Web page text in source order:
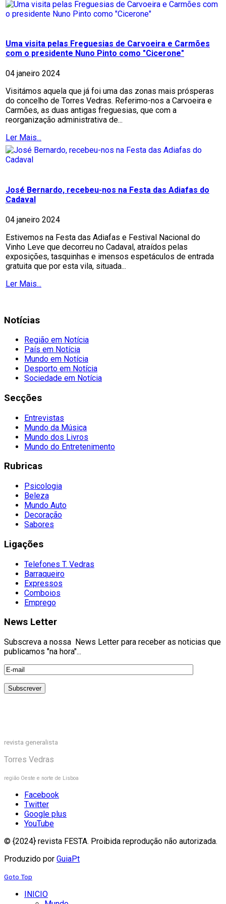
Uma visita pelas Freguesias de Carvoeira e Carmões
com o presidente Nuno Pinto como "Cicerone"
04 janeiro 2024
Visitámos aquela que já foi uma das zonas mais prósperas
do concelho de Torres Vedras. Referimo-nos a Carvoeira e
Carmões, as duas antigas freguesias, que com a
reorganização administrativa de...
Ler Mais...
José Bernardo, recebeu-nos na Festa das Adiafas do
Cadaval
04 janeiro 2024
Estivemos na Festa das Adiafas e Festival Nacional do
Vinho Leve que decorreu no Cadaval, atraídos pelas
exposições, tasquinhas e imensos espetáculos de entrada
gratuita que por esta vila, situada...
Ler Mais...
Notícias
Região em Notícia
País em Notícia
Mundo em Notícia
Desporto em Notícia
Sociedade em Notícia
Secções
Entrevistas
Mundo da Música
Mundo dos Livros
Mundo do Entretenimento
Rubricas
Psicologia
Beleza
Mundo Auto
Decoração
Sabores
Ligações
Telefones T. Vedras
Barraqueiro
Expressos
Comboios
Emprego
News Letter
Subscreva a nossa News Letter para receber as noticias que
publicamos "na hora"...
revista generalista
Torres Vedras
região Oeste e norte de Lisboa
Facebook
Twitter
Google plus
YouTube
© {2024} revista FESTA. Proibida reprodução não autorizada.
Produzido por GuiaPt
Goto Top
INICIO